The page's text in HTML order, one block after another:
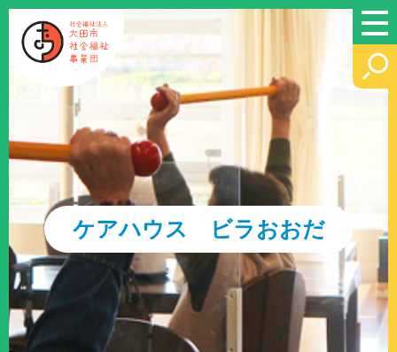
このページの本文へ
ケアハウス ビラおおだ